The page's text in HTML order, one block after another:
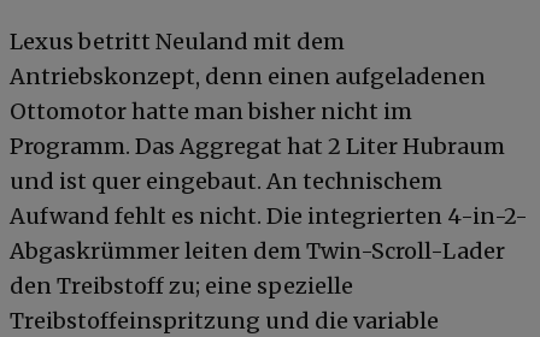
Lexus betritt Neuland mit dem
Antriebskonzept, denn einen aufgeladenen
Ottomotor hatte man bisher nicht im
Programm. Das Aggregat hat 2 Liter Hubraum
und ist quer eingebaut. An technischem
Aufwand fehlt es nicht. Die integrierten 4-in-2-
Abgaskrümmer leiten dem Twin-Scroll-Lader
den Treibstoff zu; eine spezielle
Treibstoffeinspritzung und die variable